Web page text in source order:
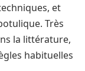
et
Très
la littérature,
habituelles